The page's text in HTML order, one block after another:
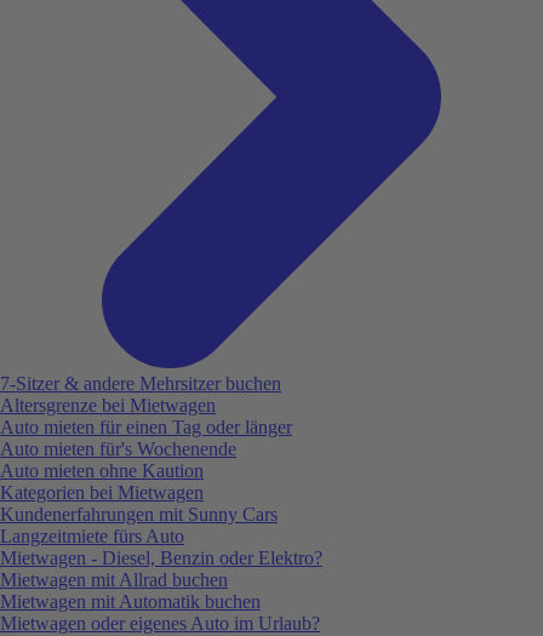
7-Sitzer & andere Mehrsitzer buchen
Altersgrenze bei Mietwagen
Auto mieten für einen Tag oder länger
Auto mieten für's Wochenende
Auto mieten ohne Kaution
Kategorien bei Mietwagen
Kundenerfahrungen mit Sunny Cars
Langzeitmiete fürs Auto
Mietwagen - Diesel, Benzin oder Elektro?
Mietwagen mit Allrad buchen
Mietwagen mit Automatik buchen
Mietwagen oder eigenes Auto im Urlaub?